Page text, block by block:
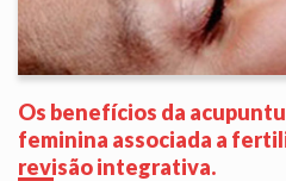
Os benefícios da
feminina associada a
revisão integrativa.